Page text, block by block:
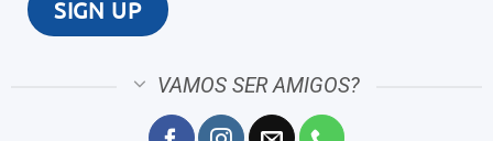
VAMOS SER AMIGOS?